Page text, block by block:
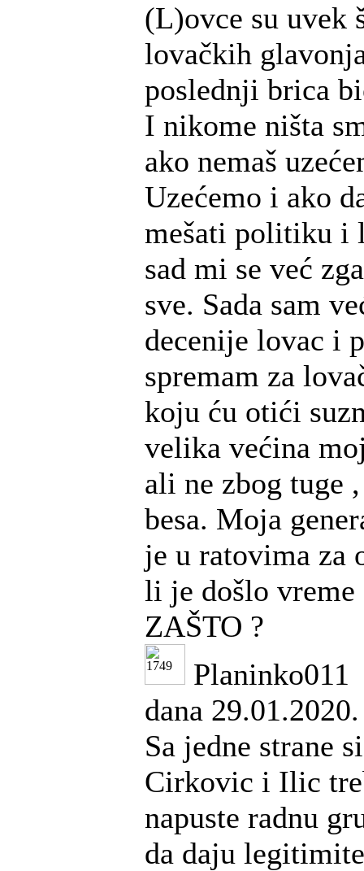
(L)ovce su uvek
lovačkih
poslednji brica
I nikome ništa
ako nemaš
Uzećemo i ako
mešati politiku i
sad mi se već
sve. Sada sam
decenije lovac i
spremam za
koju ću otići
velika većina
ali ne zbog tuge
besa. Moja
je u ratovima za
li je došlo vreme
ZAŠTO ?
Planinko011
dana
Sa jedne strane
Cirkovic i Ilic
napuste radnu
da daju